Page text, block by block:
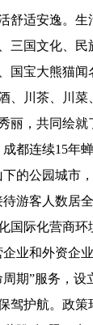
舒适安逸。生
三国文化、民
国宝大熊猫闻
、川茶、川菜
丽，共同绘就
都连续15年
的公园城市
游客人数居
国际化营商环
业和外资企
期”服务，设
驾护航。政